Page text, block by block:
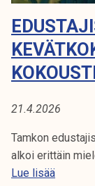
U
S
1
2
.
.
21.4.2026
Tamkon
alkoi erittäin
Lue lisääE